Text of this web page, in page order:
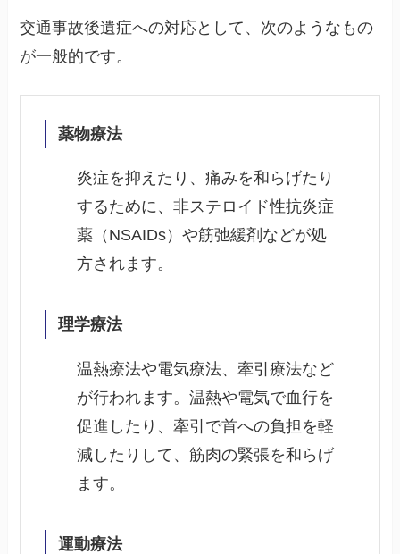
交通事故後遺症への対応として、次のようなもの
が一般的です。
薬物療法
炎症を抑えたり、痛みを和らげたり
するために、非ステロイド性抗炎症
薬（NSAIDs）や筋弛緩剤などが処
方されます。
理学療法
温熱療法や電気療法、牽引療法など
が行われます。温熱や電気で血行を
促進したり、牽引で首への負担を軽
減したりして、筋肉の緊張を和らげ
ます。
運動療法